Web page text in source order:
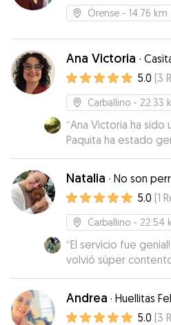
Orense - 14.76 km
Ana Victoria ·
5.0 (3
Carballino - 22.33
“Ana Victoria ha sido
Paquita ha estado
las fotos que me iba
gracias!!
Natalia · No son
5.0 (1
Carballino - 22.54
“El servicio fue genial! La verdad que el perro
volvió súper
estancia fuera
Repetiré sin duda
Andrea · Huellitas
5.0 (3